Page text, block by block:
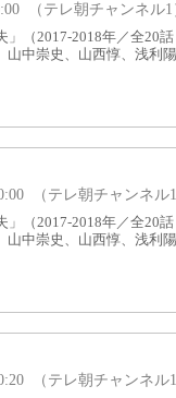
（テレ朝チャンネル1
」（2017-2018年／全20
山中崇史、山西惇、浅
（テレ朝チャンネル
」（2017-2018年／全20
山中崇史、山西惇、浅
（テレ朝チャンネル